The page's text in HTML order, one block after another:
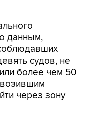
данным,
судов, не
более чем 50
через зону